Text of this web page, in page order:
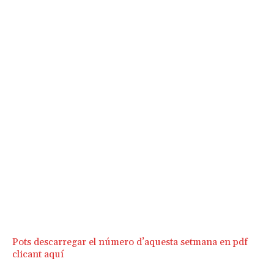
Pots descarregar el número d’aquesta setmana en pdf
clicant aquí